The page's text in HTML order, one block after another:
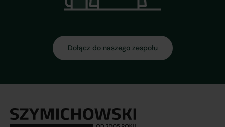
Dołącz do naszego zespołu